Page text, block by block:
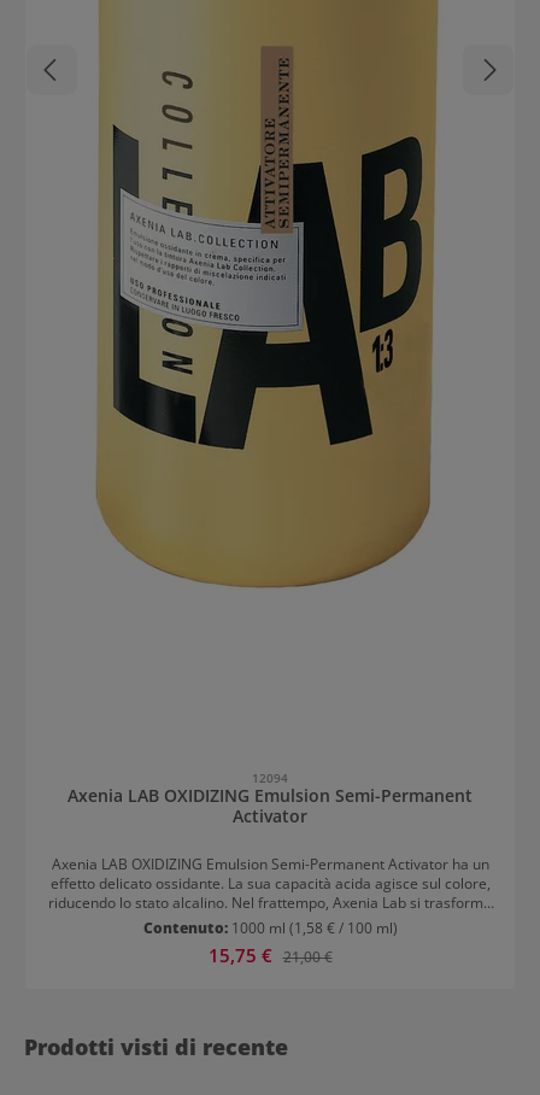
12094
Axenia LAB OXIDIZING Emulsion Semi-Permanent
Activator
Axenia LAB OXIDIZING Emulsion Semi-Permanent Activator ha un
effetto delicato ossidante. La sua capacità acida agisce sul colore,
riducendo lo stato alcalino. Nel frattempo, Axenia Lab si trasforma
in un colore semipermanente delicato durante la miscelazione.
L'attivatore è compatibile con tutti i colori di Axenia LAB.
Applicazione di Axenia LAB OXIDIZING Emulsion Semi-Permanent
crescita e le lunghezze su capelli bianchi con copertura del 40%, si
consiglia un tempo di posa di 15 minuti, 15 giorni dopo la
Contenuto: 1000 ml (1,58 € / 100 ml)
Prezzo di vendita:
15,75 € Prezzo normale:
21,00 €
Prodotti visti di recente